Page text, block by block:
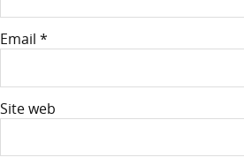
Email *
Site web